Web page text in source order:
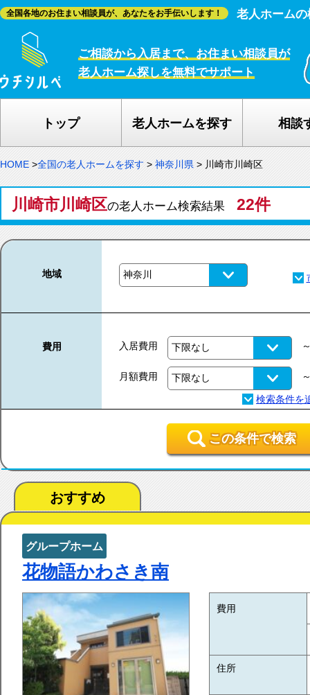
全国各地のお住まい相談員が、あなたをお手伝いします！ 老人ホーム
ご相談から入居まで、お住まい相談員が
老人ホーム探しを無料でサポート
トップ 老人ホームを探す 相談
HOME >全国の老人ホームを探す > 神奈川県 > 川崎市川崎区
川崎市川崎区の老人ホーム検索結果 22件
地域
費用 入居費用
月額費用
この条件で検索
おすすめ
グループホーム
花物語かわさき南
費用
住所